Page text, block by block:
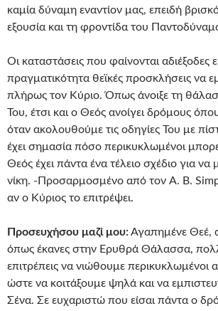
καμία δύναμη εναντίον μας, επειδή
εξουσία και τη φροντίδα του
Οι καταστάσεις που φαίνονται αδιέξοδες
πραγματικότητα θεϊκές προσκλήσεις να
πλήρως τον Κύριο. Όπως άνοιξε τη
Του, έτσι και ο Θεός ανοίγει δρόμους
όταν ακολουθούμε τις οδηγίες Του με
έχει σημασία πόσο περικυκλωμένοι
Θεός έχει πάντα ένα τέλειο σχέδιο για
νίκη. -Προσαρμοσμένο από τον A. B.
αν ο Κύριος το επιτρέψει.
Προσευχήσου μαζί μου:Αγαπημένε Θεέ,
όπως έκανες στην Ερυθρά Θάλασσα,
επιτρέπεις να νιώθουμε περικυκλωμένοι
ώστε να κοιτάξουμε ψηλά και να
Σένα. Σε ευχαριστώ που είσαι πάντα ο